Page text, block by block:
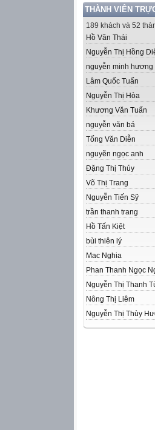
THÀNH VIÊN
189 khách và 52
Hồ Văn Thái
Nguyễn Thị Hồng
nguyễn minh hương
Lâm Quốc Tuấn
Nguyễn Thị Hòa
Khương Văn Tuấn
nguyễn văn bá
Tống Văn Diễn
nguyẽn ngọc anh
Đặng Thị Thủy
Võ Thị Trang
Nguyễn Tiến Sỹ
trần thanh trang
Hồ Tấn Kiệt
bùi thiên lý
Mac Nghia
Phan Thanh Ngọc
Nguyễn Thị Thanh
Nông Thị Liêm
Nguyễn Thị Thùy